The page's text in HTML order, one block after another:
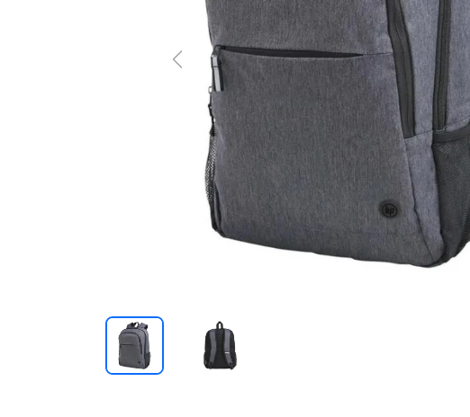
Previous